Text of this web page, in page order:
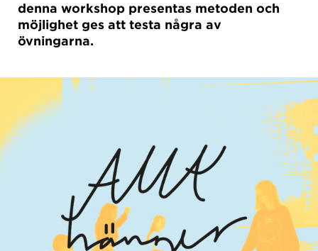
denna workshop presentas metoden och
möjlighet ges att testa några av
övningarna.